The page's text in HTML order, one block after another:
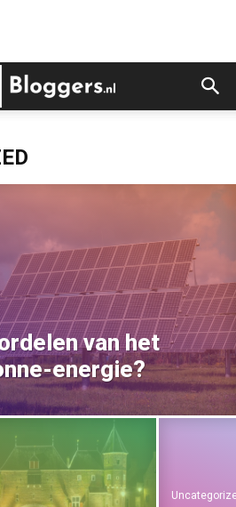
van het
energie?